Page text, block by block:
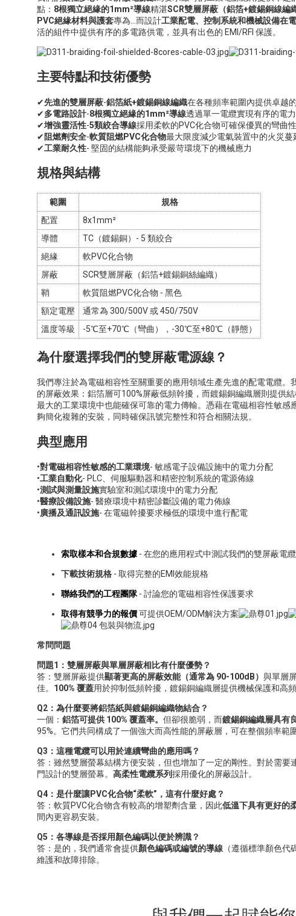
點： 8根獨立絕緣的1mm²導線精湛SCR雙層屏蔽（鋁箔+鍍錫銅線編
PVC絕緣材料與護套專為…而設計工業配電、控制系統和機械設備在
活的組件中提供有序的多電路供電，並具有出色的 EMI/RFI 保護。
主要特點和技術優勢
✔先進的雙層屏蔽-鋁箔紙+鍍錫銅線編織在各種頻率範圍內提供卓越
✔多電路設計-8根獨立絕緣的1mm²導線透過單一電纜實現有序的電
✔增強靈活性-5類絞合導線採用柔軟的PVC化合物可確保優異的彎曲
✔ 阻燃劑安全-軟質阻燃PVC化合物最大限度減少電氣裝置中的火災蔓
✔工業耐久性- 堅固的結構能夠承受嚴苛環境下的機械應力
規格與結構
範圍
規格
配置
8x1mm²
導體
TC（鍍錫銅）- 5 類絞合
絕緣
軟PVC化合物
屏蔽
SCR雙層屏蔽（鋁箔+鍍錫銅絲編織）
鞘
軟質阻燃PVC化合物 - 黑色
額定電壓
通常為 300/500V 或 450/750V
溫度等級
-5℃至+70℃（彎曲），-30℃至+80℃（靜態）
為什麼選擇我們的雙屏蔽電源線？
我們專注於為電磁相容性至關重要的應用領域生產先進的配電電纜
的屏蔽效果：鋁箔層可100%屏蔽低頻幹擾，而鍍錫銅編織層則提供
最大的工業環境中也能確保可靠的電力傳輸。憑藉在電磁相容性敏
夠簡化複雜的安裝，同時確保訊號完整性和符合相關法規。
典型應用
•對電磁相容性敏感的工業環境- 敏感電子設備設施中的電力分配
•工業自動化- PLC、伺服驅動器和精密控制系統的電源佈線
•測試與測量設施實驗室和測試環境中的電力分配
•醫療設備設施- 醫療環境中精密診斷設備的電力佈線
•廣播及通訊設施- 在電磁幹擾要求極低的環境中進行配電
索取樣本和合規數據 - 在您的應用程式中測試我們的雙屏蔽電纜
下載技術規格 - 取得完整的EMI效能規格
聯絡我們的工程團隊- 討論您的電磁相容性保護要求
取得有競爭力的報價可提供OEM/ODM解決方案
常問問題
問題1：雙層屏蔽與單層屏蔽相比有什麼優勢？
答：雙層屏蔽提供顯著更高的屏蔽效能（通常為 90-100dB） 與單層
佳。 100% 覆蓋用於抑制低頻幹擾，鍍錫銅編織層提供機械保護和高頻
Q2：為什麼要將鋁箔紙與鍍錫銅編織物結合？
一個： 鋁箔可提供 100% 覆蓋率。 但卻很脆弱，而鍍錫銅編織層具有
95%。它們共同構成了一個強大而高性能的屏蔽層，可在整個頻率範
Q3：這種電纜可以用於連續彎曲的應用嗎？
答：雖然雙層螢幕結構方便安裝，但也增加了一定的剛性。對於需
門設計的雙層螢幕。 高柔性電纜系列採用優化的屏蔽設計。
Q4：是什麼讓PVC化合物“柔軟”，這有什麼好處？
答：軟質PVC化合物含有較高的增塑劑含量，因此低溫下具有更好的
間內更容易安裝。
Q5：各導線是否採用顏色編碼以便於辨識？
答：是的，我們通常會提供顏色編碼或編號的導線 （遵循標準顏色代
維護和故障排除。